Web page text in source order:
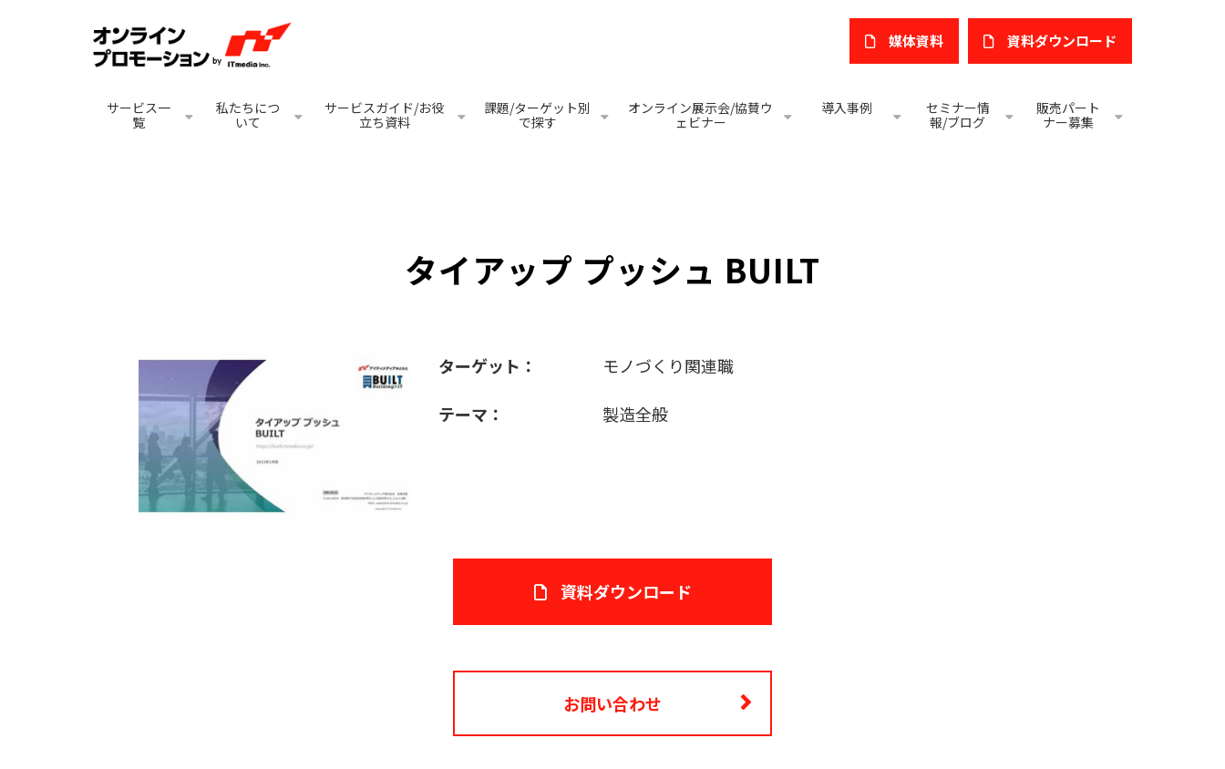
媒体資料 ​資料ダウンロード
サービス一
覧
私たちにつ
いて
サービスガイド/お役
立ち資料
課題/ターゲット別
で探す
オンライン展示会/協賛ウ
ェビナー
導入事例
セミナー情
報/ブログ
販売パート
ナー募集
タイアップ プッシュ BUILT
ターゲット： モノづくり関連職
テーマ： 製造全般
資料ダウンロード
お問い合わせ